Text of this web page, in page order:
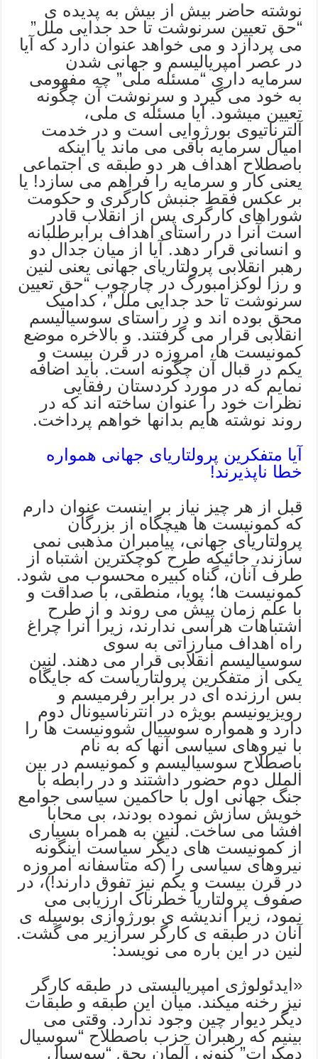
نوشته حاضر بیش از بیش به پدیده ی
“حق تعیین سرنوشت تا حد جدایی ملل”
می پردازد و می خواهد عنوان دارد که آیا
در عصر امپریالیسم و جهانی شدن
سرمایه داری “مسئله ملی” چه مفهومی
به خود می گیرد و سرنوشت آن چگونه
تعیین میشود. آیا مسئله ی ملی،
آلترناتیوی بورژوایی است و در خدمت
امیال سرمایه باقی می ماند یا اینکه
باصطلاح اهداف هر دو طبقه ی اجتماعی
یعنی کار و سرمایه را فراهم می سازد! یا
بر عکس فقط جنبش کارگری و حکومت
شوراهای کارگری پس از انقلاب قادر
است آنرا در راستای اهداف برابرطلبانه
و انسانی قرار دهد. آیا از میان جدال دو
رهبر انقلابی پرولتاریای جهانی یعنی لنین
و رزا لوکزامبورگ در چارچوب “حق تعیین
سرنوشت تا حد جدایی ملل”، کدامیک
محق بوده اند و در راستای سوسیالیسم
انقلابی قرار می گرفتند. و بالاخره موضع
کمونیست ها، امروزه در قرن بیست و
یکم در قبال آن چگونه است. باید اضافه
نمایم که در مورد کردستان رفقایی
نظرات خود را عنوان ساخته اند که در
روند نوشته هایم بدانها خواهم پرداخت.
آیا متفکرین پرولتاریای جهانی همواره
خطا ناپذیرند!
قبل از هر چیز نیاز بر اینست عنوان دارم
که کمونیست ها هیچگاه از بزرگان
پرولتاریای جهانی، پیامبران مذهبی نمی
سازند، جائیکه طرح کوچکترین اشتباه از
طرف آنان، گناه کبیره محسوب می شود.
کمونیست ها؛ پویا، منطقی، با صداقت و
با علم زمان پیش می روند و از طرح
اشتباهات هراسی ندارند، زیرا آنرا چراغ
راه اهداف مبارزاتی به سوی
سوسیالیسم انقلابی قرار می دهند. لنین
یکی از متفکرین پرولتاریاست که جایگاه
بس ارزنده ای در برابر رفرمیسم و
رویزیونیسم بویژه در انترناسیونال دوم
دارد و همواره سوسیال شوونیست ها را
با نیروهای سیاسی آنها که به نام
باصطلاح سوسیالیسم و کمونیسم در بین
الملل دوم حضور داشتند و در رابطه با
جنگ جهانی اول با حاکمین سیاسی جوامع
خویش سازش نموده بودند، بی محابا
افشا می ساخت. لنین به همراه بسیاری
از کمونیست های دیگر سیاست اینگونه
نیروهای سیاسی را (که متاسفانه امروزه
در قرن بیست و یکم نیز تفوق دارند!)، در
صفوف پرولتاریا خطرناک ارزیابی می
نمود، زیرا اندیشه ی بورژوازی بوسیله ی
آنان در طبقه ی کارگر سرازیر می گشت.
لنین در این باره می نویسد:
«ایدئولوژی امپریالیستی در طبقه کارگر
نیز رخنه میکند. میان این طبقه و طبقات
دیگر دیوار چین وجود ندارد. وقتی می
بینیم که رهبران حزب باصطلاح “سوسیال
دمکرات” کنونی آلمان بحق “سوسیال